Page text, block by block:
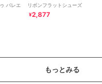
バレエ
リボンフラットシューズ
¥2,877
もっとみる